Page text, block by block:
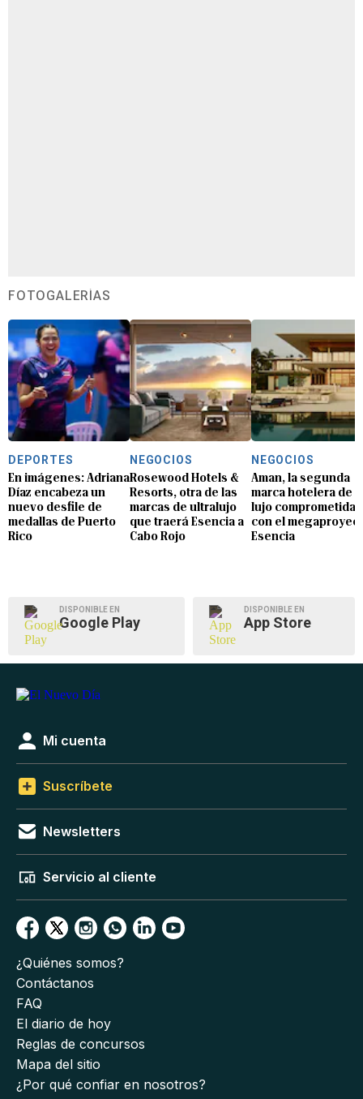
FOTOGALERÍAS
DEPORTES
En imágenes: Adriana
Díaz encabeza un
nuevo desfile de
medallas de Puerto
Rico
NEGOCIOS
Rosewood Hotels &
Resorts, otra de las
marcas de ultralujo
que traerá Esencia a
Cabo Rojo
NEGOCIOS
Aman, la segunda
marca hotelera de
lujo comprometida
con el
Esencia
DISPONIBLE EN
Google Play
DISPONIBLE EN
App Store
Mi cuenta
Suscríbete
Newsletters
Servicio al cliente
¿Quiénes somos?
Contáctanos
FAQ
El diario de hoy
Reglas de concursos
Mapa del sitio
¿Por qué confiar en nosotros?